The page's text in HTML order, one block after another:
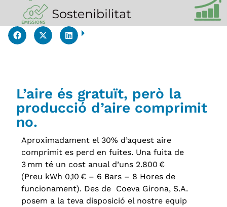
L’aire és gratuït, però la
producció d’aire comprimit
no.
Aproximadament el 30% d’aquest aire
comprimit es perd en fuites. Una fuita de
3 mm té un cost anual d’uns 2.800 €
(Preu kWh 0,10 € – 6 Bars – 8 Hores de
funcionament). Des de Coeva Girona, S.A.
posem a la teva disposició el nostre equip